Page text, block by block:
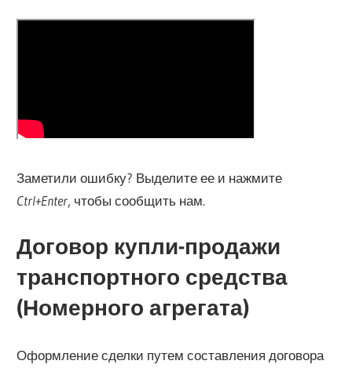
Заметили ошибку? Выделите ее и нажмите
Ctrl+Enter, чтобы сообщить нам.
Договор купли-продажи
транспортного средства
(Номерного агрегата)
Оформление сделки путем составления договора